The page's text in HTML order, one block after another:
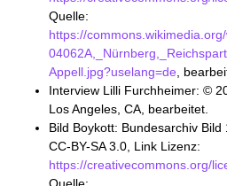
Quelle:
https://
Appell.jpg?uselang=de ,
Interview Lilli Furchheimer: ©
Los Angeles, CA, bearbeitet.
Bild Boykott: Bundesarchiv
CC-BY-SA 3.0, Link Lizenz:
https://creativecommons.org/